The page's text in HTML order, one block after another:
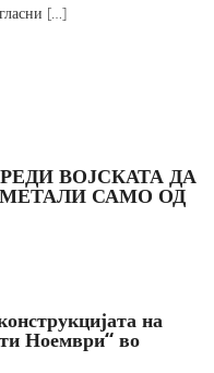
[…]
ВОЈСКАТА ДА
САМО ОД
на
Ноември“ во